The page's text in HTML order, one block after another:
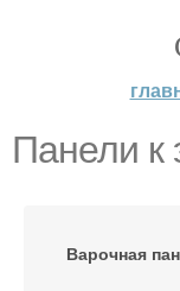
Панели к
Варочная